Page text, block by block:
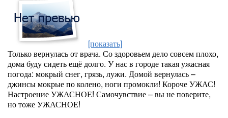
[показать]
Только вернулась от врача. Со здоровьем дело совсем плохо,
дома буду сидеть ещё долго. У нас в городе такая ужасная
погода: мокрый снег, грязь, лужи. Домой вернулась –
джинсы мокрые по колено, ноги промокли! Короче УЖАС!
Настроение УЖАСНОЕ! Самочувствие – вы не поверите,
но тоже УЖАСНОЕ!